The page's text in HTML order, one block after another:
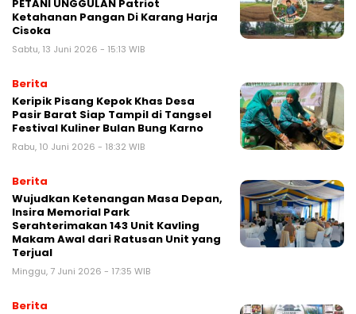
PETANI UNGGULAN Patriot
Ketahanan Pangan Di Karang Harja
Cisoka
Sabtu, 13 Juni 2026 - 15:13 WIB
Berita
Keripik Pisang Kepok Khas Desa
Pasir Barat Siap Tampil di Tangsel
Festival Kuliner Bulan Bung Karno
Rabu, 10 Juni 2026 - 18:32 WIB
Berita
Wujudkan Ketenangan Masa Depan,
Insira Memorial Park
Serahterimakan 143 Unit Kavling
Makam Awal dari Ratusan Unit yang
Terjual
Minggu, 7 Juni 2026 - 17:35 WIB
Berita